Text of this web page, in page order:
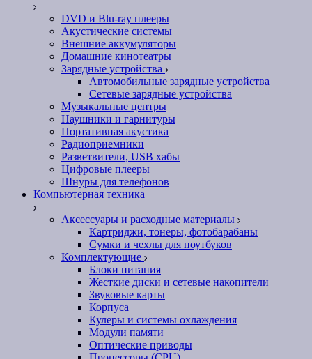
DVD и Blu-ray плееры
Акустические системы
Внешние аккумуляторы
Домашние кинотеатры
Зарядные устройства
Автомобильные зарядные устройства
Сетевые зарядные устройства
Музыкальные центры
Наушники и гарнитуры
Портативная акустика
Радиоприемники
Разветвители, USB хабы
Цифровые плееры
Шнуры для телефонов
Компьютерная техника
Аксессуары и расходные материалы
Картриджи, тонеры, фотобарабаны
Сумки и чехлы для ноутбуков
Комплектующие
Блоки питания
Жесткие диски и сетевые накопители
Звуковые карты
Корпуса
Кулеры и системы охлаждения
Модули памяти
Оптические приводы